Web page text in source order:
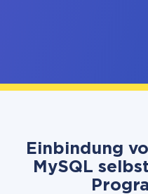
Einbindung
MySQL